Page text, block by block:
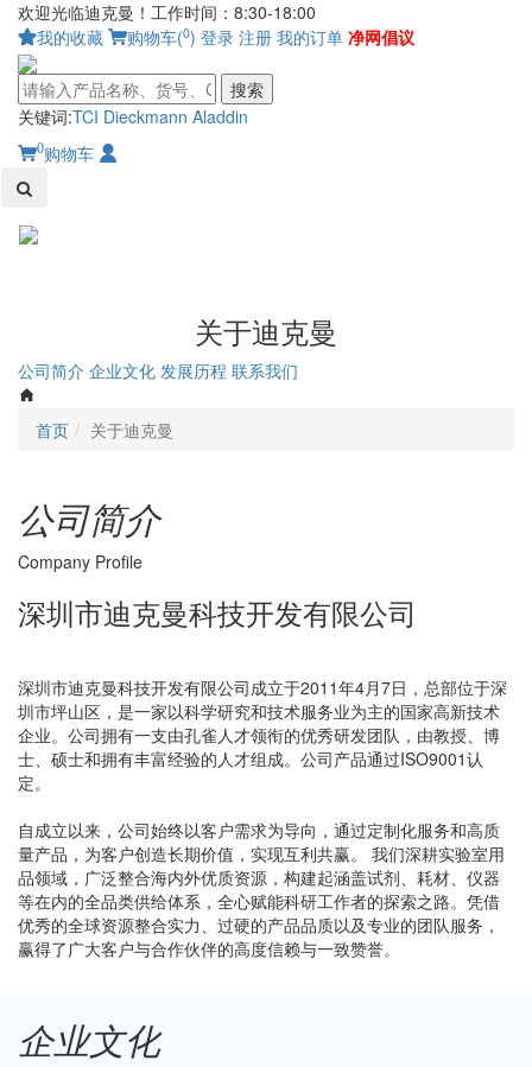
欢迎光临迪克曼！工作时间：8:30-18:00
我的收藏
购物车(0) 登录 注册 我的订单 净网倡议
搜索
关键词:TCI Dieckmann Aladdin
0购物车
关于迪克曼
公司简介 企业文化 发展历程 联系我们
首页 关于迪克曼
公司简介
Company Profile
深圳市迪克曼科技开发有限公司
深圳市迪克曼科技开发有限公司成立于2011年4月7日，总部位于深
圳市坪山区，是一家以科学研究和技术服务业为主的国家高新技术
企业。公司拥有一支由孔雀人才领衔的优秀研发团队，由教授、博
士、硕士和拥有丰富经验的人才组成。公司产品通过ISO9001认
定。
自成立以来，公司始终以客户需求为导向，通过定制化服务和高质
量产品，为客户创造长期价值，实现互利共赢。 我们深耕实验室用
品领域，广泛整合海内外优质资源，构建起涵盖试剂、耗材、仪器
等在内的全品类供给体系，全心赋能科研工作者的探索之路。凭借
优秀的全球资源整合实力、过硬的产品品质以及专业的团队服务，
赢得了广大客户与合作伙伴的高度信赖与一致赞誉。
企业文化